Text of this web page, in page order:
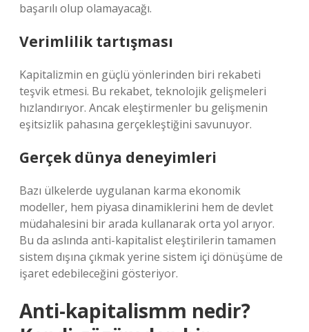
başarılı olup olamayacağı.
Verimlilik tartışması
Kapitalizmin en güçlü yönlerinden biri rekabeti
teşvik etmesi. Bu rekabet, teknolojik gelişmeleri
hızlandırıyor. Ancak eleştirmenler bu gelişmenin
eşitsizlik pahasına gerçekleştiğini savunuyor.
Gerçek dünya deneyimleri
Bazı ülkelerde uygulanan karma ekonomik
modeller, hem piyasa dinamiklerini hem de devlet
müdahalesini bir arada kullanarak orta yol arıyor.
Bu da aslında anti-kapitalist eleştirilerin tamamen
sistem dışına çıkmak yerine sistem içi dönüşüme de
işaret edebileceğini gösteriyor.
Anti-kapitalismm nedir?